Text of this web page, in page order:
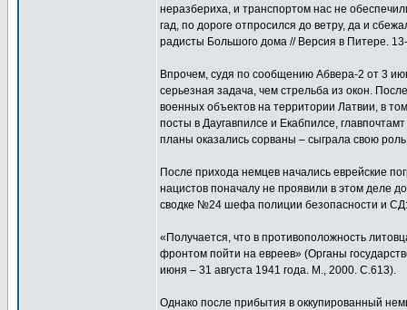
неразбериха, и транспортом нас не
гад, по дороге отпросился до ветру, да и
радисты Большого дома // Версия в Питере.
Впрочем, судя по сообщению Абвера-2 от 3
серьезная задача, чем стрельба из окон.
военных объектов на территории Латвии, в
посты в Даугавпилсе и Екабпилсе,
планы оказались сорваны – сыграла свою
После прихода немцев начались еврейские
нацистов поначалу не проявили в этом деле
сводке №24 шефа полиции безопасности и СД:
«Получается, что в противоположность
фронтом пойти на евреев» (Органы
июня – 31 августа 1941 года. М., 2000. С.613).
Однако после прибытия в оккупированный